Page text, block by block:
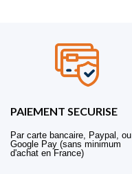
PAIEMENT SECURISE
Par carte bancaire, Paypal, ou
Google Pay (sans minimum
d'achat en France)